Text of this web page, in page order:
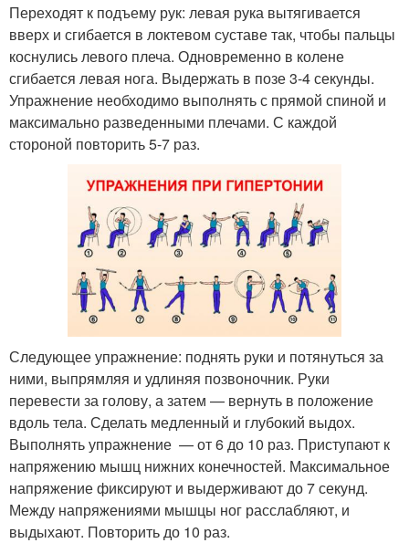
Переходят к подъему рук: левая рука вытягивается
вверх и сгибается в локтевом суставе так, чтобы пальцы
коснулись левого плеча. Одновременно в колене
сгибается левая нога. Выдержать в позе 3-4 секунды.
Упражнение необходимо выполнять с прямой спиной и
максимально разведенными плечами. С каждой
стороной повторить 5-7 раз.
Следующее упражнение: поднять руки и потянуться за
ними, выпрямляя и удлиняя позвоночник. Руки
перевести за голову, а затем — вернуть в положение
вдоль тела. Сделать медленный и глубокий выдох.
Выполнять упражнение — от 6 до 10 раз. Приступают к
напряжению мышц нижних конечностей. Максимальное
напряжение фиксируют и выдерживают до 7 секунд.
Между напряжениями мышцы ног расслабляют, и
выдыхают. Повторить до 10 раз.